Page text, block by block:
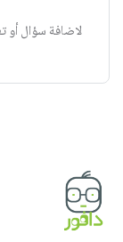
ي
لاضافة سؤال